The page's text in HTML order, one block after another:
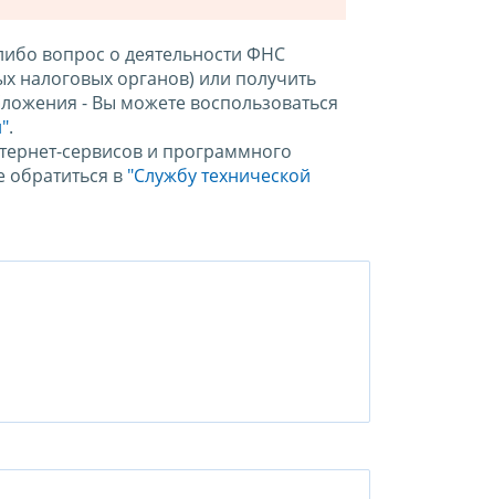
вопрос о деятельности ФНС
налоговых органов) или получить
- Вы можете воспользоваться
.
сервисов и программного
в "Службу технической